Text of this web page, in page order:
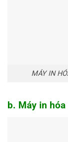
MÁY IN
b. Máy in